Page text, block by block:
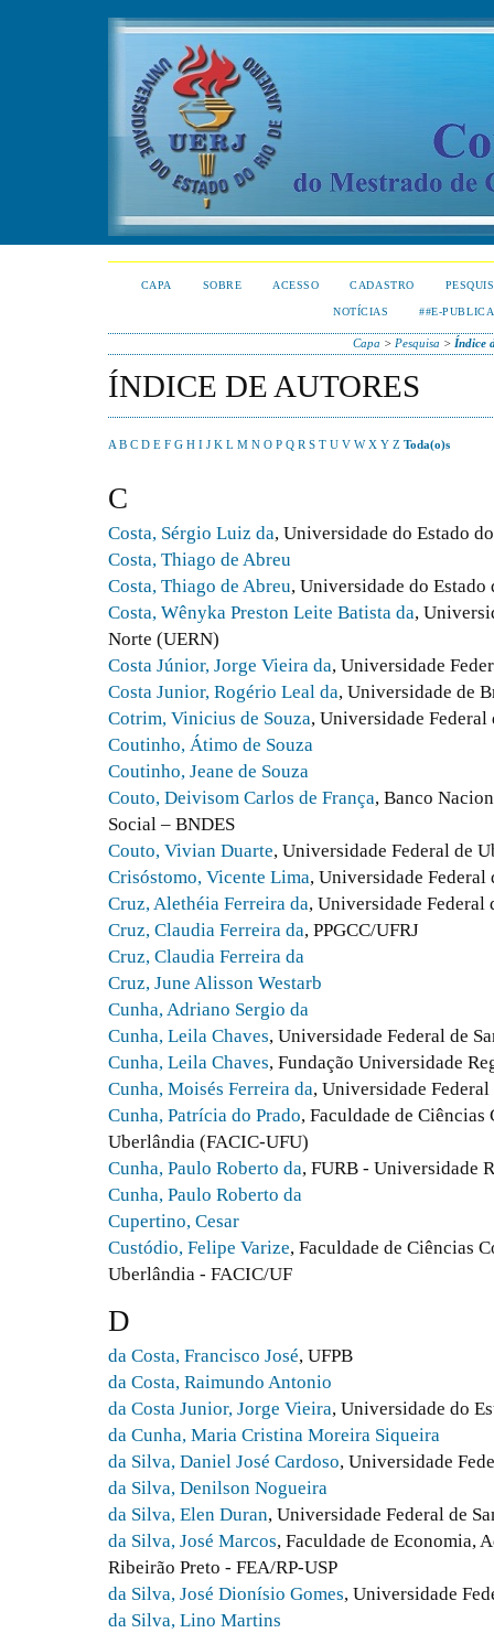
CAPA SOBRE ACESSO CADASTRO
NOTÍCIAS ##E-
Capa > Pesquisa > Índice
ÍNDICE DE AUTORES
A B C D E F G H I J K L M N O P Q R S T U V W X Y Z Toda(o)s
C
Costa, Sérgio Luiz da, Universidade do Estado
Costa, Thiago de Abreu
Costa, Thiago de Abreu, Universidade do Estado
Costa, Wênyka Preston Leite Batista da,
Norte (UERN)
Costa Júnior, Jorge Vieira da, Universidade
Costa Junior, Rogério Leal da, Universidade de
Cotrim, Vinicius de Souza, Universidade Federal
Coutinho, Átimo de Souza
Coutinho, Jeane de Souza
Couto, Deivisom Carlos de França, Banco
Social – BNDES
Couto, Vivian Duarte, Universidade Federal de
Crisóstomo, Vicente Lima, Universidade Federal
Cruz, Alethéia Ferreira da, Universidade Federal
Cruz, Claudia Ferreira da, PPGCC/UFRJ
Cruz, Claudia Ferreira da
Cruz, June Alisson Westarb
Cunha, Adriano Sergio da
Cunha, Leila Chaves, Universidade Federal de
Cunha, Leila Chaves, Fundação Universidade
Cunha, Moisés Ferreira da, Universidade Federal
Cunha, Patrícia do Prado, Faculdade de
Uberlândia (FACIC-UFU)
Cunha, Paulo Roberto da, FURB - Universidade
Cunha, Paulo Roberto da
Cupertino, Cesar
Custódio, Felipe Varize, Faculdade de Ciências
Uberlândia - FACIC/UF
D
da Costa, Francisco José, UFPB
da Costa, Raimundo Antonio
da Costa Junior, Jorge Vieira, Universidade do
da Cunha, Maria Cristina Moreira Siqueira
da Silva, Daniel José Cardoso, Universidade
da Silva, Denilson Nogueira
da Silva, Elen Duran, Universidade Federal de
da Silva, José Marcos, Faculdade de Economia,
Ribeirão Preto - FEA/RP-USP
da Silva, José Dionísio Gomes, Universidade
da Silva, Lino Martins